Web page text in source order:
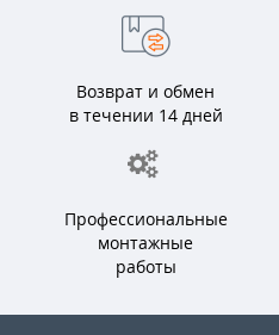
Возврат и обмен
в течении 14 дней
Профессиональные
монтажные
работы